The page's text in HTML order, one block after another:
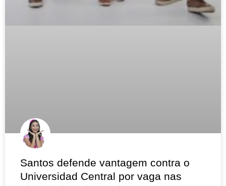
Santos defende vantagem contra o
Universidad Central por vaga nas